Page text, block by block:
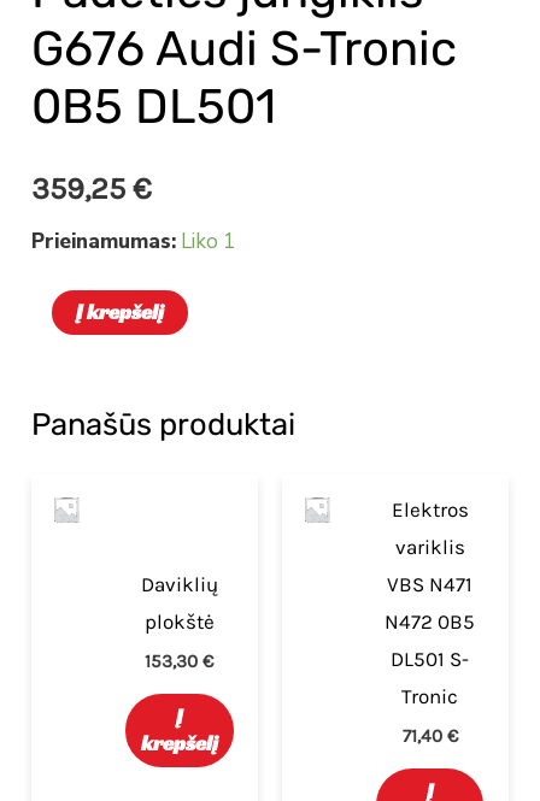
G676 Audi S-Tronic
0B5 DL501
359,25€
Prieinamumas: Liko 1
Į krepšelį
Panašūs produktai
Daviklių
plokštė
153,30€
Į
krepšelį
Elektros
variklis
VBS N471
N472 0B5
DL501 S-
Tronic
71,40 €
Į